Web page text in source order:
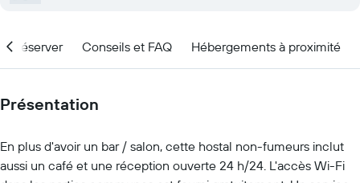
réserver Conseils et FAQ Hébergements à proximité
Présentation
En plus d'avoir un bar / salon, cette hostal non-fumeurs inclut
aussi un café et une réception ouverte 24 h/24. L'accès Wi-Fi